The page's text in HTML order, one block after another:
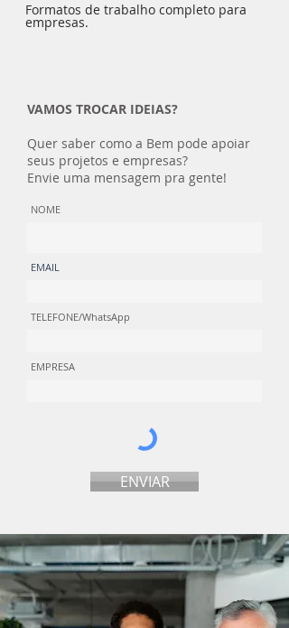
Formatos de trabalho completo para
empresas.
VAMOS TROCAR IDEIAS?
Quer saber como a Bem pode apoiar
seus projetos e empresas?
Envie uma mensagem pra gente!
NOME
EMAIL
TELEFONE/WhatsApp
EMPRESA
ENVIAR